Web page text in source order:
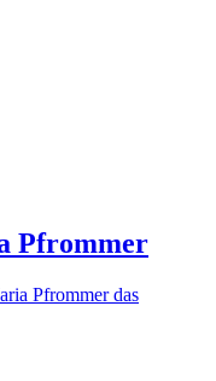
Pfrommer
Pfrommer das